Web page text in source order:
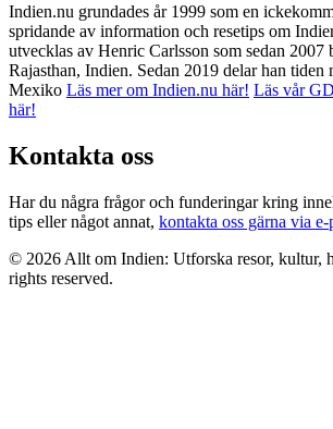
Indien.nu grundades år 1999 som en
spridande av information och resetips om
utvecklas av Henric Carlsson som sedan 2007
Rajasthan, Indien. Sedan 2019 delar han tiden
Mexiko Läs mer om Indien.nu här! Läs vår
här!
Kontakta oss
Har du några frågor och funderingar kring
tips eller något annat, kontakta oss gärna via e-
© 2026 Allt om Indien: Utforska resor, kultur,
rights reserved.